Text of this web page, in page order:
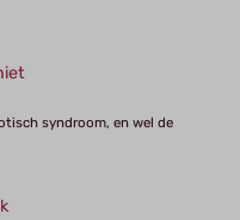
syndroom, en wel de